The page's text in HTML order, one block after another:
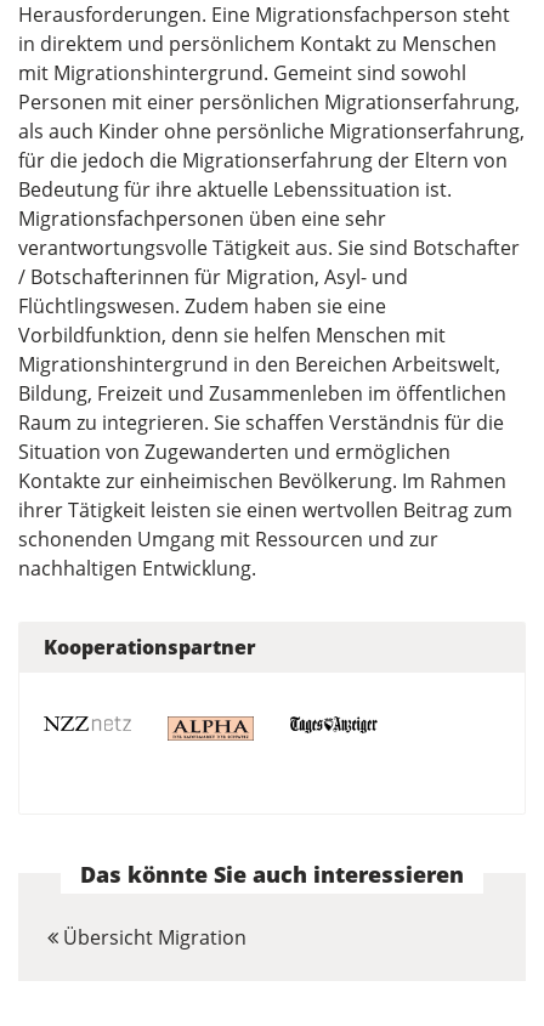
Herausforderungen. Eine Migrationsfachperson steht
in direktem und persönlichem Kontakt zu Menschen
mit Migrationshintergrund. Gemeint sind sowohl
Personen mit einer persönlichen Migrationserfahrung,
als auch Kinder ohne persönliche Migrationserfahrung,
für die jedoch die Migrationserfahrung der Eltern von
Bedeutung für ihre aktuelle Lebenssituation ist.
Migrationsfachpersonen üben eine sehr
verantwortungsvolle Tätigkeit aus. Sie sind Botschafter
/ Botschafterinnen für Migration, Asyl- und
Flüchtlingswesen. Zudem haben sie eine
Vorbildfunktion, denn sie helfen Menschen mit
Migrationshintergrund in den Bereichen Arbeitswelt,
Bildung, Freizeit und Zusammenleben im öffentlichen
Raum zu integrieren. Sie schaffen Verständnis für die
Situation von Zugewanderten und ermöglichen
Kontakte zur einheimischen Bevölkerung. Im Rahmen
ihrer Tätigkeit leisten sie einen wertvollen Beitrag zum
schonenden Umgang mit Ressourcen und zur
nachhaltigen Entwicklung.
Kooperationspartner
Das könnte Sie auch interessieren
Übersicht Migration